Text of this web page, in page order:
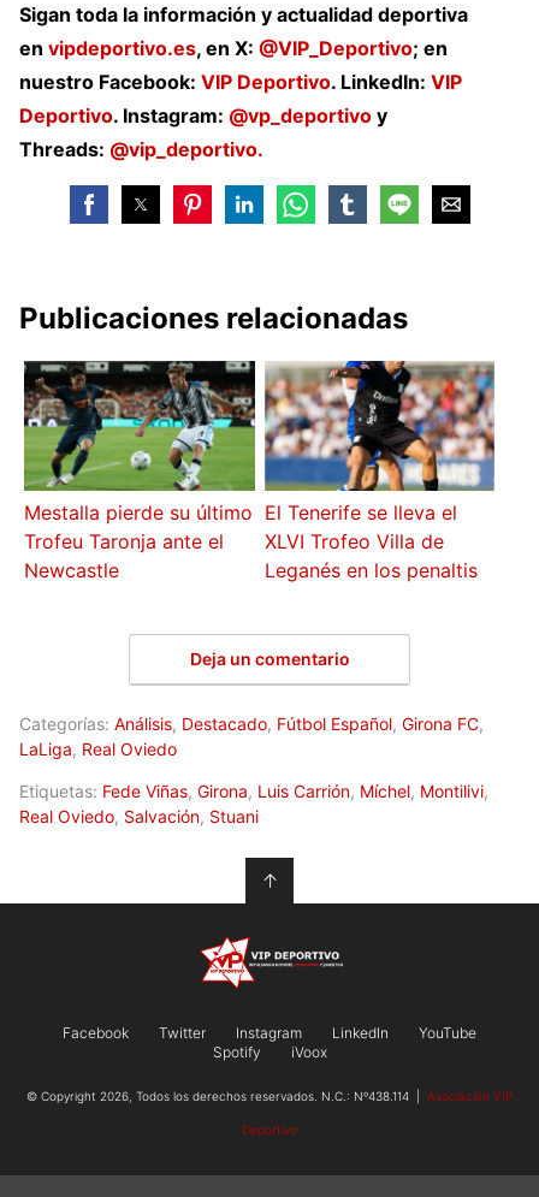
Sigan toda la información y actualidad deportiva
en vipdeportivo.es, en X: @VIP_Deportivo; en
nuestro Facebook: VIP Deportivo. LinkedIn: VIP
Deportivo. Instagram: @vp_deportivo y
Threads: @vip_deportivo.
Publicaciones relacionadas
Mestalla pierde su último
Trofeu Taronja ante el
Newcastle
El Tenerife se lleva el
XLVI Trofeo Villa de
Leganés en los penaltis
Deja un comentario
Categorías: Análisis, Destacado, Fútbol Español, Girona FC,
LaLiga, Real Oviedo
Etiquetas: Fede Viñas, Girona, Luis Carrión, Míchel, Montilivi,
Real Oviedo, Salvación, Stuani
↑
Facebook Twitter Instagram LinkedIn
YouTube
Spotify
iVoox
© Copyright 2026, Todos los derechos reservados. N.C.: Nº438.114 | Asociación VIP
Deportivo